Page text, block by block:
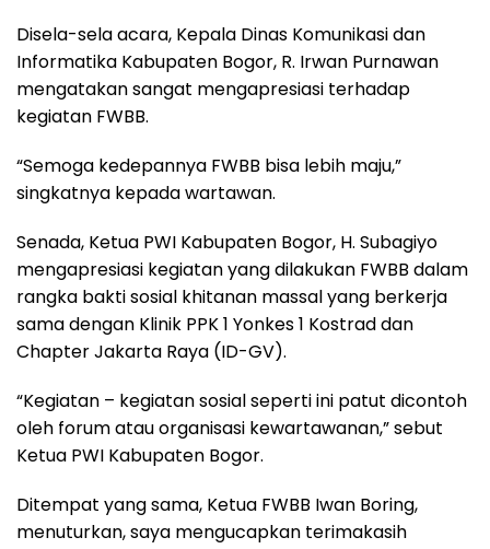
Disela-sela acara, Kepala Dinas Komunikasi dan
Informatika Kabupaten Bogor, R. Irwan Purnawan
mengatakan sangat mengapresiasi terhadap
kegiatan FWBB.
“Semoga kedepannya FWBB bisa lebih maju,”
singkatnya kepada wartawan.
Senada, Ketua PWI Kabupaten Bogor, H. Subagiyo
mengapresiasi kegiatan yang dilakukan FWBB dalam
rangka bakti sosial khitanan massal yang berkerja
sama dengan Klinik PPK 1 Yonkes 1 Kostrad dan
Chapter Jakarta Raya (ID-GV).
“Kegiatan – kegiatan sosial seperti ini patut dicontoh
oleh forum atau organisasi kewartawanan,” sebut
Ketua PWI Kabupaten Bogor.
Ditempat yang sama, Ketua FWBB Iwan Boring,
menuturkan, saya mengucapkan terimakasih